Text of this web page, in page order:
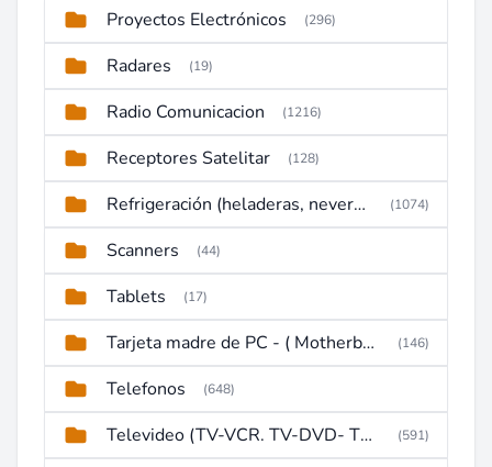
Proyectos Electrónicos (296)
Radares (19)
Radio Comunicacion (1216)
Receptores Satelitar (128)
Refrigeración (heladeras, neveras, congeladores) (1074)
Scanners (44)
Tablets (17)
Tarjeta madre de PC - ( Motherboard ) (146)
Telefonos (648)
Televideo (TV-VCR. TV-DVD- TV-DVD-VCR) (591)